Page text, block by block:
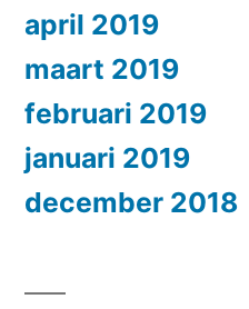
april 2019
maart 2019
februari 2019
januari 2019
december 2018